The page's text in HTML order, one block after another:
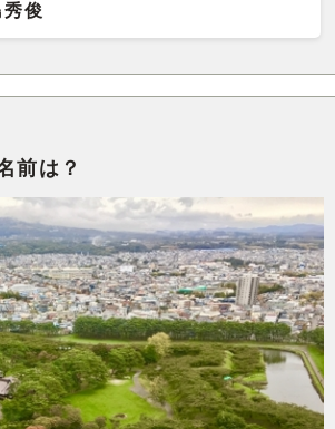
俊
前は？